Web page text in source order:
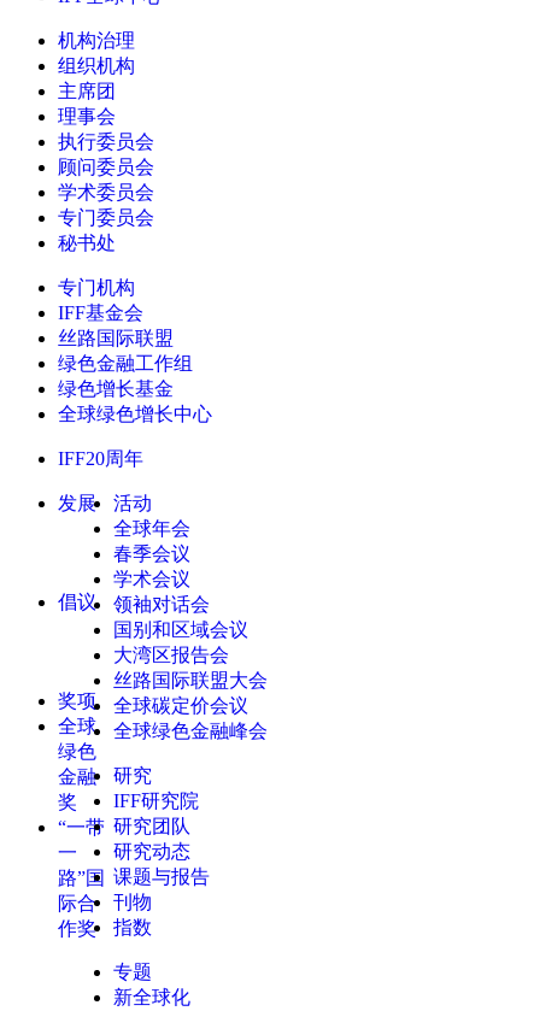
机构治理
组织机构
主席团
理事会
执行委员会
顾问委员会
学术委员会
专门委员会
秘书处
专门机构
IFF基金会
丝路国际联盟
绿色金融工作组
绿色增长基金
全球绿色增长中心
IFF20周年
发展
倡议
奖项
全球
绿色
金融
奖
“一带
一
路”国
际合
作奖
活动
全球年会
春季会议
学术会议
领袖对话会
国别和区域会议
大湾区报告会
丝路国际联盟大会
全球碳定价会议
全球绿色金融峰会
研究
IFF研究院
研究团队
研究动态
课题与报告
刊物
指数
专题
新全球化